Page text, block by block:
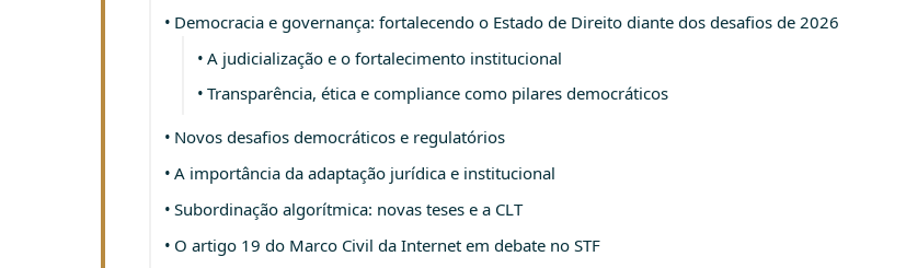
Democracia e governança: fortalecendo o Estado de Direito diante dos desafios de 2026
A judicialização e o fortalecimento institucional
Transparência, ética e compliance como pilares democráticos
Novos desafios democráticos e regulatórios
A importância da adaptação jurídica e institucional
Subordinação algorítmica: novas teses e a CLT
O artigo 19 do Marco Civil da Internet em debate no STF